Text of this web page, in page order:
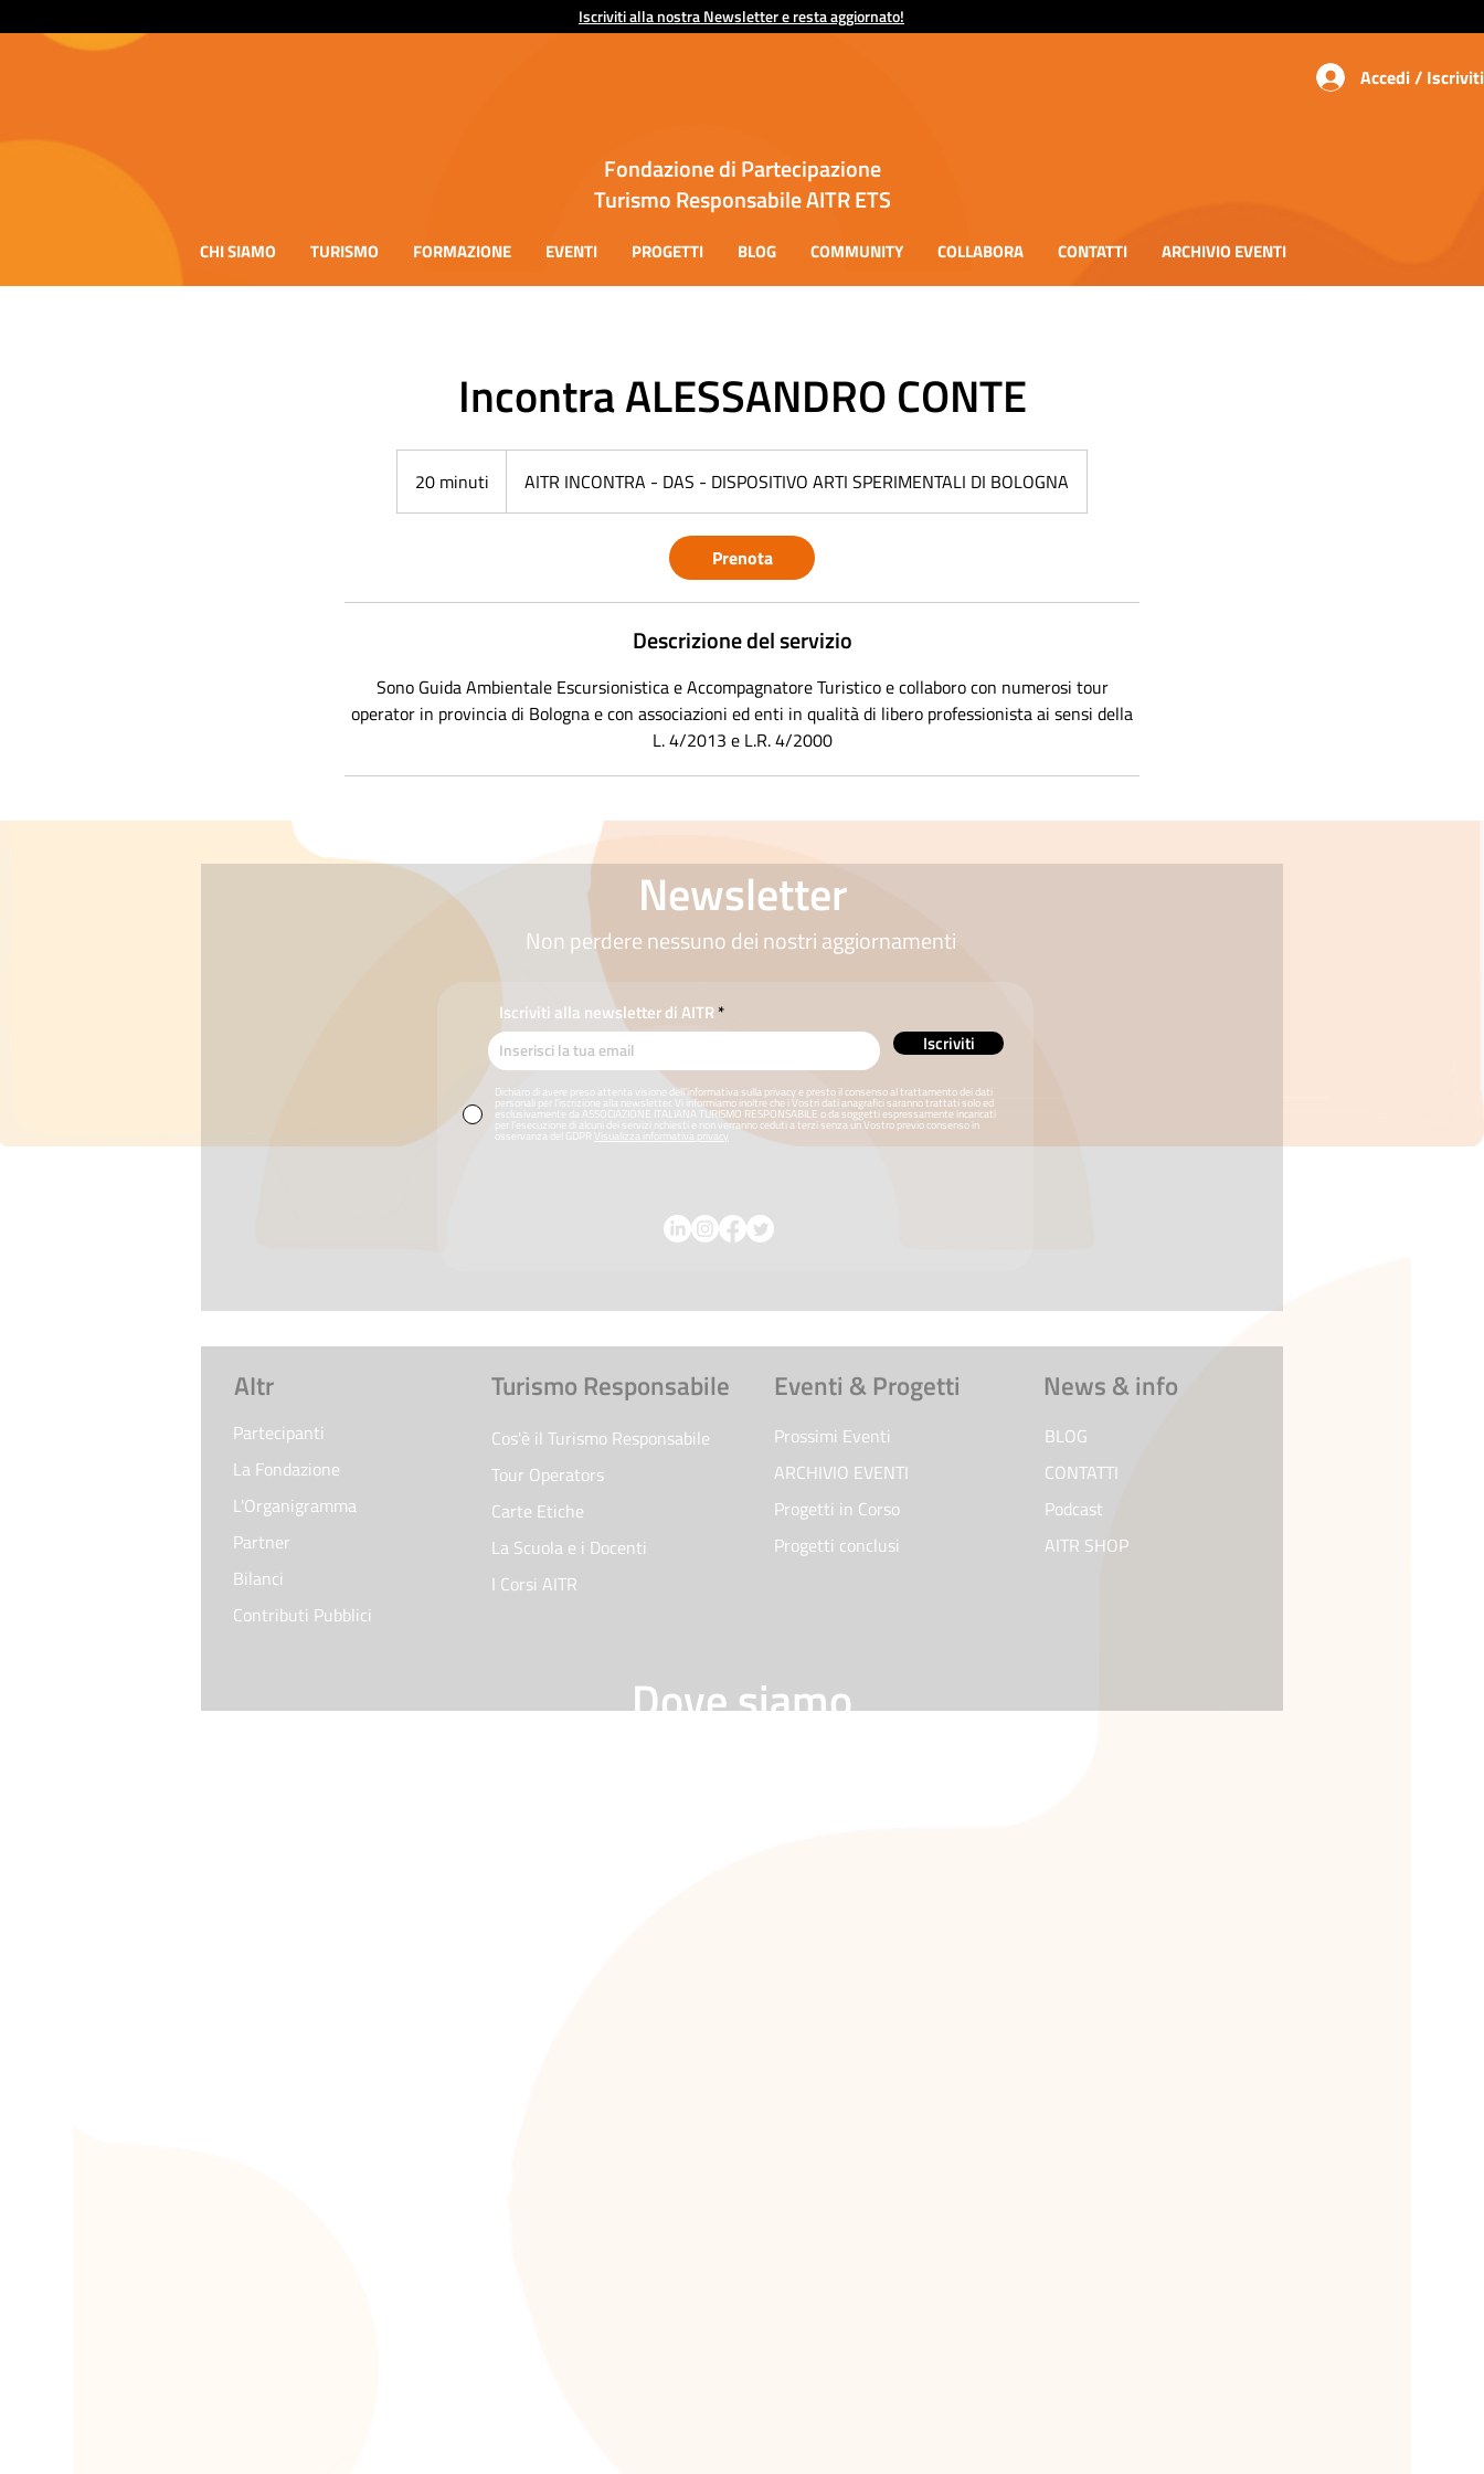
Iscriviti alla nostra Newsletter e resta aggiornato!
Accedi / Iscriviti
Fondazione di Partecipazione
Turismo Responsabile AITR ETS
CHI SIAMO TURISMO FORMAZIONE EVENTI PROGETTI BLOG COMMUNITY COLLABORA CONTATTI ARCHIVIO EVENTI
Incontra ALESSANDRO CONTE
20 minuti
0
AITR INCONTRA - DAS - DISPOSITIVO ARTI SPERIMENTALI DI BOLOGNA
Prenota
Descrizione del servizio
Sono Guida Ambientale Escursionistica e Accompagnatore Turistico e collaboro con numerosi tour
operator in provincia di Bologna e con associazioni ed enti in qualità di libero professionista ai sensi della
L. 4/2013 e L.R. 4/2000
Newsletter
Non perdere nessuno dei nostri aggiornamenti
Iscriviti alla newsletter di AITR
Iscriviti
Dichiaro di avere preso attenta visione dell’informativa sulla privacy e presto il consenso al trattamento dei dati
personali per l’iscrizione alla newsletter. Vi informiamo inoltre che i Vostri dati anagrafici saranno trattati solo ed
esclusivamente da ASSOCIAZIONE ITALIANA TURISMO RESPONSABILE o da soggetti espressamente incaricati
per l’esecuzione di alcuni dei servizi richiesti e non verranno ceduti a terzi senza un Vostro previo consenso in
osservanza del GDPR Visualizza informativa privacy
AItr
Partecipanti
La Fondazione
L'Organigramma
Partner
Bilanci
Contributi Pubblici
Turismo Responsabile
Cos'è il Turismo Responsabile
Tour Operators
Carte Etiche
La Scuola e i Docenti
I Corsi AITR
Eventi & Progetti
Prossimi Eventi
ARCHIVIO EVENTI
Progetti in Corso
Progetti conclusi
News & info
BLOG
CONTATTI
Podcast
AITR SHOP
Dove siamo